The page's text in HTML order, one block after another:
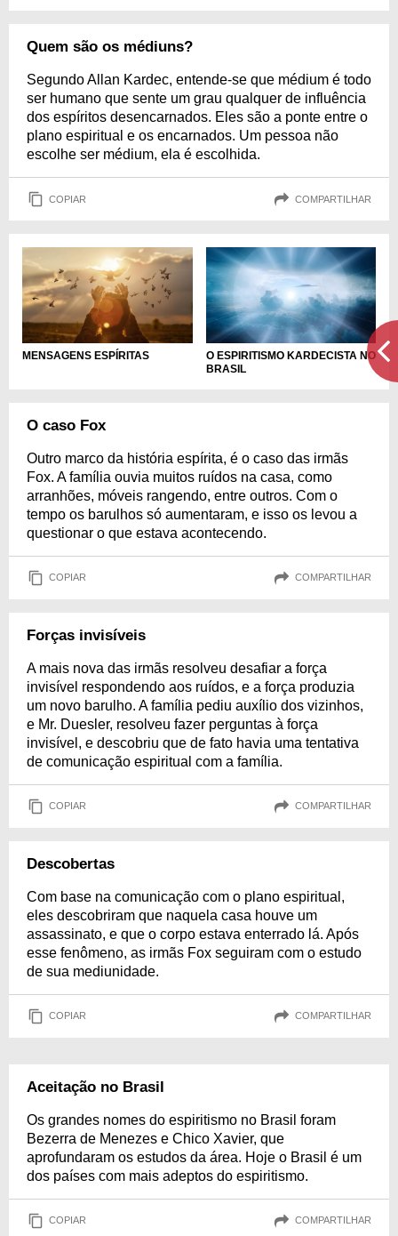
Quem são os médiuns?
Segundo Allan Kardec, entende-se que médium é todo
ser humano que sente um grau qualquer de influência
dos espíritos desencarnados. Eles são a ponte entre o
plano espiritual e os encarnados. Um pessoa não
escolhe ser médium, ela é escolhida.
COPIAR COMPARTILHAR
MENSAGENS ESPÍRITAS
O ESPIRITISMO KARDECISTA NO
BRASIL
O caso Fox
Outro marco da história espírita, é o caso das irmãs
Fox. A família ouvia muitos ruídos na casa, como
arranhões, móveis rangendo, entre outros. Com o
tempo os barulhos só aumentaram, e isso os levou a
questionar o que estava acontecendo.
COPIAR COMPARTILHAR
Forças invisíveis
A mais nova das irmãs resolveu desafiar a força
invisível respondendo aos ruídos, e a força produzia
um novo barulho. A família pediu auxílio dos vizinhos,
e Mr. Duesler, resolveu fazer perguntas à força
invisível, e descobriu que de fato havia uma tentativa
de comunicação espiritual com a família.
COPIAR COMPARTILHAR
Descobertas
Com base na comunicação com o plano espiritual,
eles descobriram que naquela casa houve um
assassinato, e que o corpo estava enterrado lá. Após
esse fenômeno, as irmãs Fox seguiram com o estudo
de sua mediunidade.
COPIAR COMPARTILHAR
Aceitação no Brasil
Os grandes nomes do espiritismo no Brasil foram
Bezerra de Menezes e Chico Xavier, que
aprofundaram os estudos da área. Hoje o Brasil é um
dos países com mais adeptos do espiritismo.
COPIAR COMPARTILHAR